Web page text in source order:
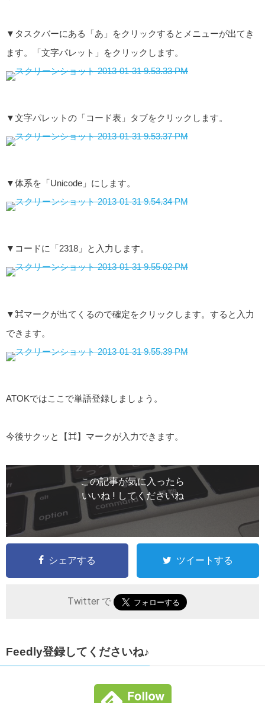
▼タスクバーにある「あ」をクリックするとメニューが出てき
ます。「文字パレット」をクリックします。
▼文字パレットの「コード表」タブをクリックします。
▼体系を「Unicode」にします。
▼コードに「2318」と入力します。
▼⌘マークが出てくるので確定をクリックします。すると入力
できます。
ATOKではここで単語登録しましょう。
今後サクッと【⌘】マークが入力できます。
この記事が気に入ったら
いいね ! してくださいね
シェアする ツイートする
Twitter で
Feedly登録してくださいね♪